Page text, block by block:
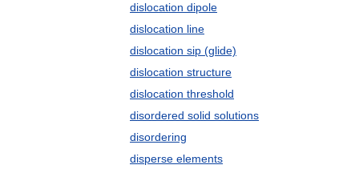
dislocation dipole
dislocation line
dislocation sip (glide)
dislocation structure
dislocation threshold
disordered solid solutions
disordering
disperse elements